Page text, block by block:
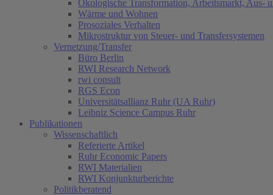
Ökologische Transformation, Arbeitsmarkt, Aus-
Wärme und Wohnen
Prosoziales Verhalten
Mikrostruktur von Steuer- und Transfersystemen
Vernetzung/Transfer
Büro Berlin
RWI Research Network
rwi consult
RGS Econ
Universitätsallianz Ruhr (UA Ruhr)
Leibniz Science Campus Ruhr
Publikationen
Wissenschaftlich
Referierte Artikel
Ruhr Economic Papers
RWI Materialien
RWI Konjunkturberichte
Politikberatend